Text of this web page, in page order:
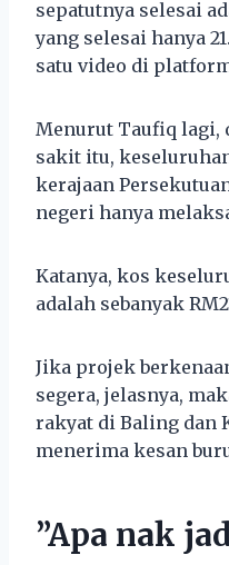
sepatutnya selesai
yang selesai hanya
satu video di
Menurut Taufiq
sakit itu,
kerajaan
negeri hanya
Katanya, kos
adalah sebanyak
Jika projek
segera, jelasnya,
rakyat di Baling dan
menerima kesan
”Apa nak